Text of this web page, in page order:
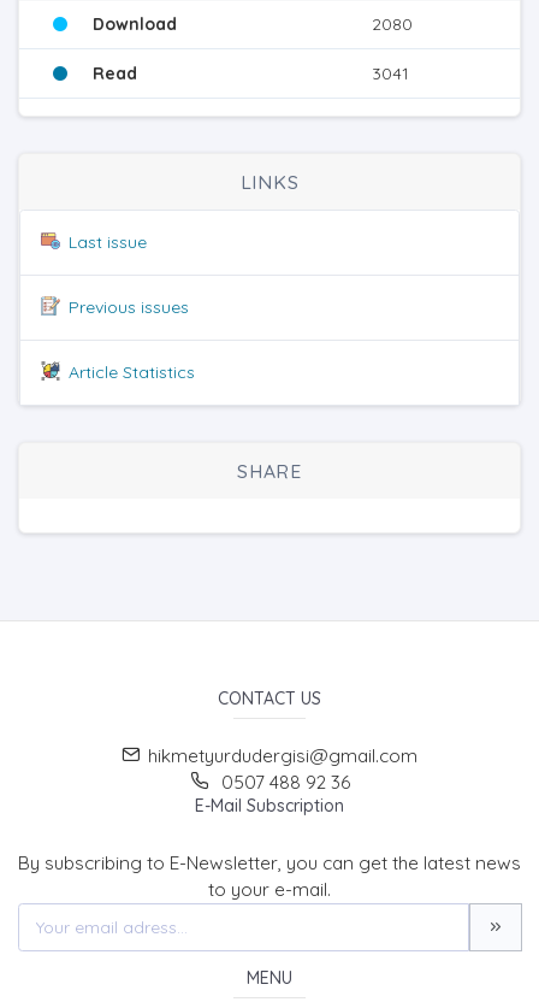
Download 2080
Read 3041
LINKS
Last issue
Previous issues
Article Statistics
SHARE
CONTACT US
hikmetyurdudergisi@gmail.com
0507 488 92 36
E-Mail Subscription
By subscribing to E-Newsletter, you can get the latest news
to your e-mail.
MENU